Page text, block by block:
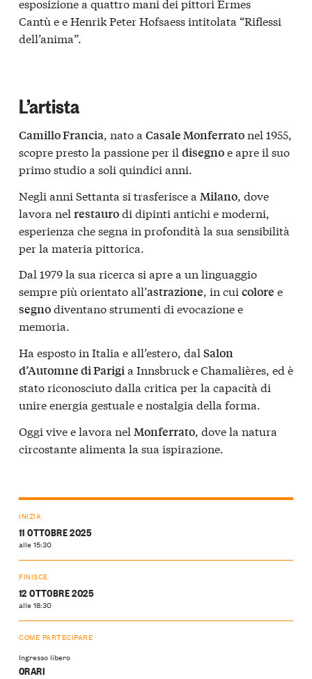
esposizione a quattro mani dei pittori Ermes
Cantù e eHenrik Peter Hofsaess intitolata “Riflessi
dell’anima”.
L’artista
Camillo Francia, nato a Casale Monferratonel 1955,
scopre presto la passione per il disegnoe apre il suo
primo studio a soli quindici anni.
Negli anni Settanta si trasferisce a Milano, dove
lavora nel restaurodi dipinti antichi e moderni,
esperienza che segna in profondità la sua sensibilità
per la materia pittorica.
Dal 1979 la sua ricerca si apre a un linguaggio
sempre più orientato all’astrazione, in cui colore e
segnodiventano strumenti di evocazione e
memoria.
Ha esposto in Italia e all’estero, dal Salon
d’Automne di Parigia Innsbruck e Chamalières, ed è
stato riconosciuto dalla critica per la capacità di
unire energia gestuale e nostalgia della forma.
Oggi vive e lavora nel Monferrato , dove la natura
circostante alimenta la sua ispirazione.
INIZIA
11 OTTOBRE 2025
alle 15:30
FINISCE
12 OTTOBRE 2025
alle 18:30
COME PARTECIPARE
Ingresso libero
ORARI